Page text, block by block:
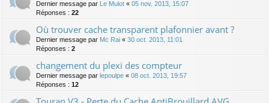
Dernier message par Le Mulot « 05 nov. 2013, 15:07
Réponses : 22
Où trouver cache transparent plafonnier avant ?
Dernier message par Mc Rai « 30 oct. 2013, 11:01
Réponses : 2
changement du plexi des compteur
Dernier message par lepoulpe « 08 oct. 2013, 19:57
Réponses : 12